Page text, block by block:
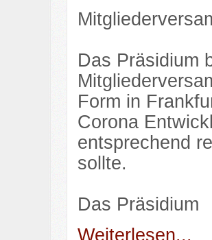
Das Präsidium
Form in
Corona
entsprechend
sollte.
Das Präsidium
Weiterlesen...